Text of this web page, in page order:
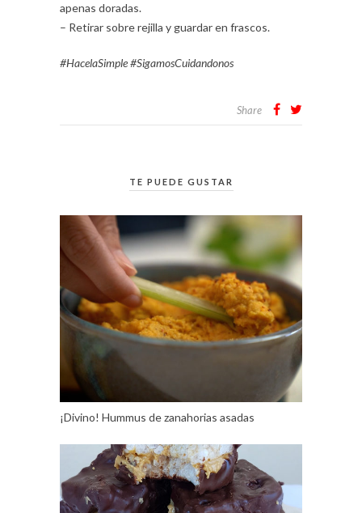
apenas doradas.
– Retirar sobre rejilla y guardar en frascos.
#HacelaSimple #SigamosCuidandonos
Share
TE PUEDE GUSTAR
¡Divino! Hummus de zanahorias asadas